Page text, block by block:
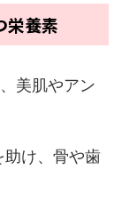
栄養素
美肌やアン
助け、骨や歯